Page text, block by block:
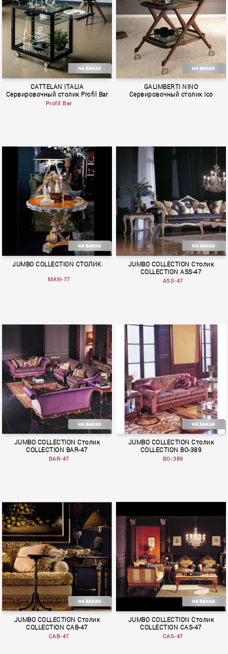
BOOK 3 BOOK 3
BOOK 3
CATTELAN ITALIA
Сервировочный столик Profil Bar
Profil Bar
MILANO 2010
GALIMBERTI NINO
Сервировочный столик Ico
MACRAME
JUMBO COLLECTION СТОЛИК
MAN-77
Alchymia
JUMBO COLLECTION Столик
COLLECTION ASS-47
ASS-47
Rendez–Vous
JUMBO COLLECTION Столик
COLLECTION BAR-47
BAR-47
BOLERO
JUMBO COLLECTION Столик
COLLECTION BO-389
BO-389
JUMBO COLLECTION Столик
COLLECTION CAB-47
CAB-47
JUMBO COLLECTION Столик
COLLECTION CAS-47
CAS-47